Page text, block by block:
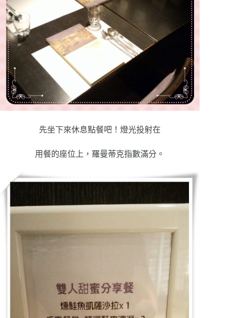
先坐下來休息點餐吧！燈光投射在
用餐的座位上，羅曼蒂克指數滿分。